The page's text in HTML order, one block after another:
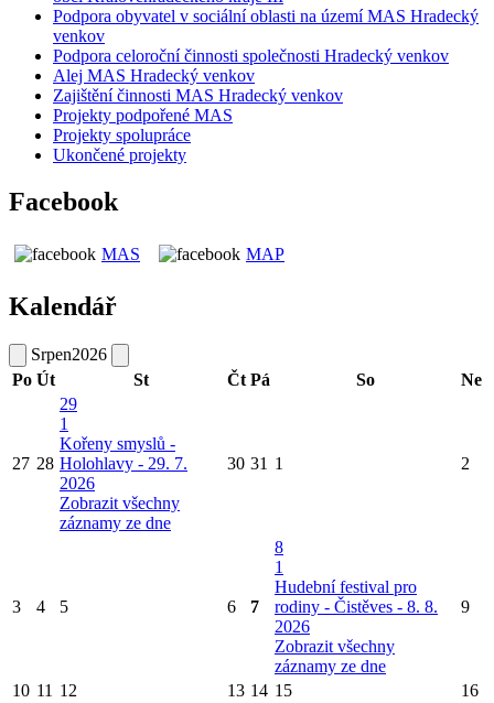
Podpora obyvatel v sociální oblasti na území MAS Hradecký
venkov
Podpora celoroční činnosti společnosti Hradecký venkov
Alej MAS Hradecký venkov
Zajištění činnosti MAS Hradecký venkov
Projekty podpořené MAS
Projekty spolupráce
Ukončené projekty
Facebook
MAS MAP
Kalendář
Srpen2026
Po Út St Čt Pá So Ne
27 28
29
1
Kořeny smyslů -
Holohlavy - 29. 7.
2026
Zobrazit všechny
záznamy ze dne
30 31 1 2
3 4 5 6 7
8
1
Hudební festival pro
rodiny - Čistěves - 8. 8.
2026
Zobrazit všechny
záznamy ze dne
9
10 11 12 13 14 15
16